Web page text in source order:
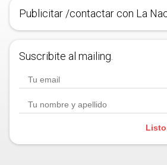
Publicitar /contactar con La
Suscribite al mailing.